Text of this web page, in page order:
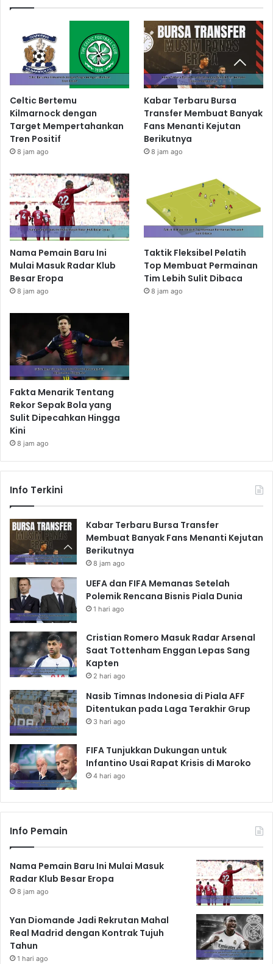
Celtic Bertemu
Kilmarnock dengan
Target Mempertahankan
Tren Positif
8 jam ago
Kabar Terbaru Bursa
Transfer Membuat Banyak
Fans Menanti Kejutan
Berikutnya
8 jam ago
Nama Pemain Baru Ini
Mulai Masuk Radar Klub
Besar Eropa
8 jam ago
Taktik Fleksibel Pelatih
Top Membuat Permainan
Tim Lebih Sulit Dibaca
8 jam ago
Fakta Menarik Tentang
Rekor Sepak Bola yang
Sulit Dipecahkan Hingga
Kini
8 jam ago
Info Terkini
Kabar Terbaru Bursa Transfer
Membuat Banyak Fans Menanti Kejutan
Berikutnya
8 jam ago
UEFA dan FIFA Memanas Setelah
Polemik Rencana Bisnis Piala Dunia
1 hari ago
Cristian Romero Masuk Radar Arsenal
Saat Tottenham Enggan Lepas Sang
Kapten
2 hari ago
Nasib Timnas Indonesia di Piala AFF
Ditentukan pada Laga Terakhir Grup
3 hari ago
FIFA Tunjukkan Dukungan untuk
Infantino Usai Rapat Krisis di Maroko
4 hari ago
Info Pemain
Nama Pemain Baru Ini Mulai Masuk
Radar Klub Besar Eropa
8 jam ago
Yan Diomande Jadi Rekrutan Mahal
Real Madrid dengan Kontrak Tujuh
Tahun
1 hari ago